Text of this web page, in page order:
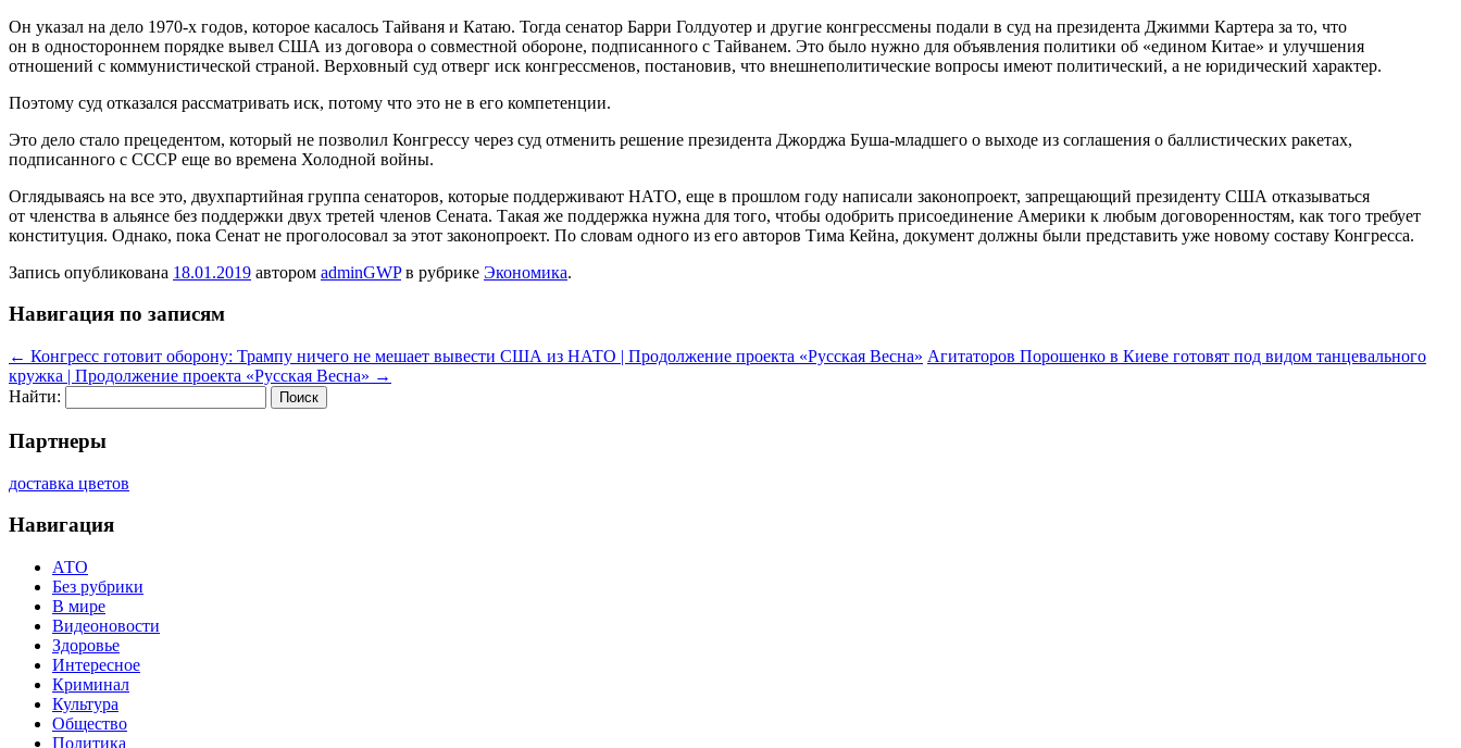
Он указал на дело 1970-х годов, которое касалось Тайваня и Катаю. Тогда сенатор Барри Голдуотер и другие конгрессмены подали в суд на президента Джимми Картера за то, что
он в одностороннем порядке вывел США из договора о совместной обороне, подписанного с Тайванем. Это было нужно для объявления политики об «едином Китае» и улучшения
отношений с коммунистической страной. Верховный суд отверг иск конгрессменов, постановив, что внешнеполитические вопросы имеют политический, а не юридический характер.
Поэтому суд отказался рассматривать иск, потому что это не в его компетенции.
Это дело стало прецедентом, который не позволил Конгрессу через суд отменить решение президента Джорджа Буша-младшего о выходе из соглашения о баллистических ракетах,
подписанного с СССР еще во времена Холодной войны.
Оглядываясь на все это, двухпартийная группа сенаторов, которые поддерживают НАТО, еще в прошлом году написали законопроект, запрещающий президенту США отказываться
от членства в альянсе без поддержки двух третей членов Сената. Такая же поддержка нужна для того, чтобы одобрить присоединение Америки к любым договоренностям, как того требует
конституция. Однако, пока Сенат не проголосовал за этот законопроект. По словам одного из его авторов Тима Кейна, документ должны были представить уже новому составу Конгресса.
Запись опубликована 18.01.2019 автором adminGWPв рубрике Экономика.
Навигация по записям
← Конгресс готовит оборону: Трампу ничего не мешает вывести США из НАТО | Продолжение проекта «Русская Весна» Агитаторов Порошенко в Киеве готовят под видом танцевального
кружка | Продолжение проекта «Русская Весна» →
Найти:
Партнеры
доставка цветов
Навигация
АТО
Без рубрики
В мире
Видеоновости
Здоровье
Интересное
Криминал
Культура
Общество
Политика